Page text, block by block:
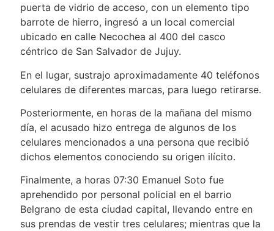
puerta de vidrio de acceso, con un elemento tipo
barrote de hierro, ingresó a un local comercial
ubicado en calle Necochea al 400 del casco
céntrico de San Salvador de Jujuy.
En el lugar, sustrajo aproximadamente 40 teléfonos
celulares de diferentes marcas, para luego retirarse.
Posteriormente, en horas de la mañana del mismo
día, el acusado hizo entrega de algunos de los
celulares mencionados a una persona que recibió
dichos elementos conociendo su origen ilícito.
Finalmente, a horas 07:30 Emanuel Soto fue
aprehendido por personal policial en el barrio
Belgrano de esta ciudad capital, llevando entre en
sus prendas de vestir tres celulares; mientras que la